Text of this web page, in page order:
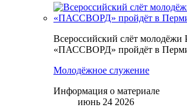
Всероссийский слёт
«ПАССВОРД» пройдёт в
Молодёжное служение
Информация о материале
июнь 24 2026